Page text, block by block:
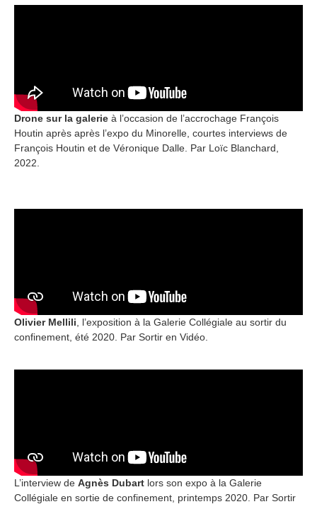
Drone sur la galerie à l’occasion de l’accrochage François
Houtin après après l’expo du Minorelle, courtes interviews de
François Houtin et de Véronique Dalle. Par Loïc Blanchard,
2022.
Olivier Mellili, l’exposition à la Galerie Collégiale au sortir du
confinement, été 2020. Par Sortir en Vidéo.
L’interview de Agnès Dubart lors son expo à la Galerie
Collégiale en sortie de confinement, printemps 2020. Par Sortir